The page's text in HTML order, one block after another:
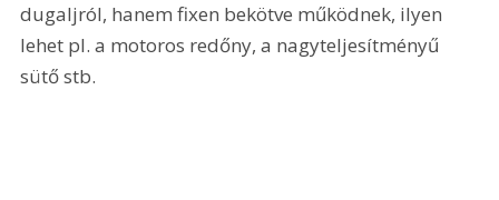
dugaljról, hanem fixen bekötve működnek, ilyen
lehet pl. a motoros redőny, a nagyteljesítményű
sütő stb.